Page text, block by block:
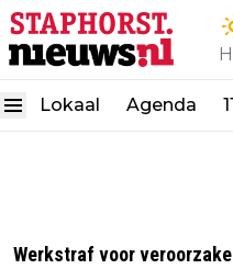
Lokaal Agenda
Werkstraf voor